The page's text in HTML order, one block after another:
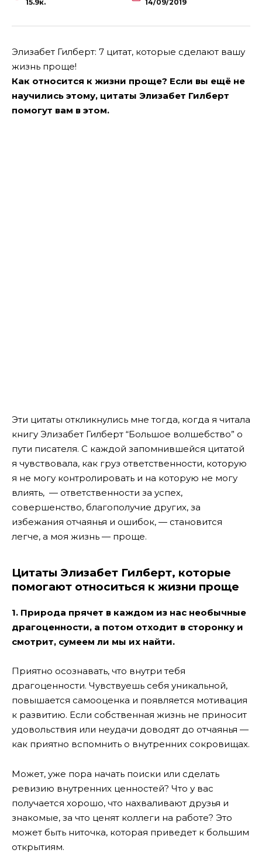
15.9к. 14/09/2019
Элизабет Гилберт: 7 цитат, которые сделают вашу
жизнь проще!
Как относится к жизни проще? Если вы ещё не
научились этому, цитаты Элизабет Гилберт
помогут вам в этом.
Эти цитаты откликнулись мне тогда, когда я читала
книгу Элизабет Гилберт “Большое волшебство” о
пути писателя. С каждой запомнившейся цитатой
я чувствовала, как груз ответственности, которую
я не могу контролировать и на которую не могу
влиять, — ответственности за успех,
совершенство, благополучие других, за
избежания отчаянья и ошибок, — становится
легче, а моя жизнь — проще.
Цитаты Элизабет Гилберт, которые
помогают относиться к жизни проще
1. Природа прячет в каждом из нас необычные
драгоценности, а потом отходит в сторонку и
смотрит, сумеем ли мы их найти.
Приятно осознавать, что внутри тебя
драгоценности. Чувствуешь себя уникальной,
повышается самооценка и появляется мотивация
к развитию. Если собственная жизнь не приносит
удовольствия или неудачи доводят до отчаянья —
как приятно вспомнить о внутренних сокровищах.
Может, уже пора начать поиски или сделать
ревизию внутренних ценностей? Что у вас
получается хорошо, что нахваливают друзья и
знакомые, за что ценят коллеги на работе? Это
может быть ниточка, которая приведет к большим
открытиям.